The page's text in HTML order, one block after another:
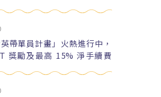
帶單員計畫」火熱進行中，
獎勵及最高 15% 淨手續費